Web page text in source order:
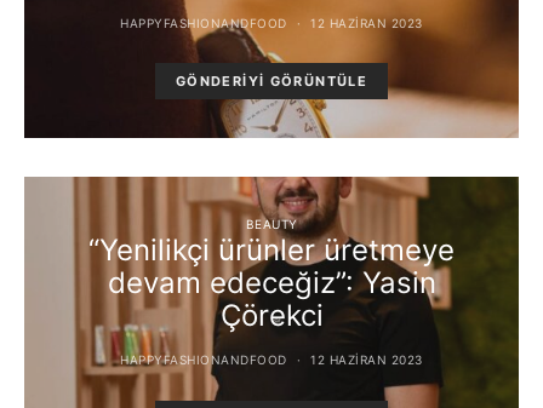
HAPPYFASHIONANDFOOD 12 HAZIRAN 2023
GÖNDERIYI GÖRÜNTÜLE
BEAUTY
“Yenilikçi ürünler üretmeye
devam edeceğiz”: Yasin
Çörekci
HAPPYFASHIONANDFOOD 12 HAZIRAN 2023